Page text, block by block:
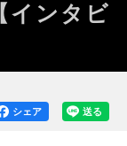
インタビ
送る
シェア